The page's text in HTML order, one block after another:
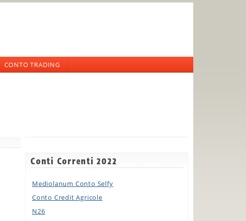
CONTO TRADING
Conti Correnti 2022
Mediolanum Conto Selfy
Conto Credit Agricole
N26